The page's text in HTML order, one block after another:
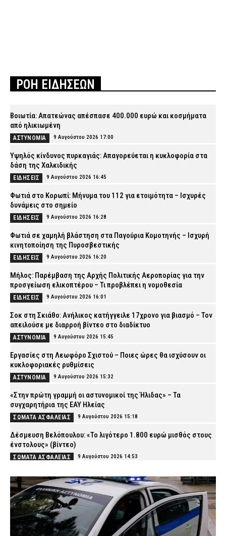
ΡΟΗ ΕΙΔΗΣΕΩΝ
Βοιωτία: Απατεώνας απέσπασε 400.000 ευρώ και κοσμήματα
από ηλικιωμένη
ΑΣΤΥΝΟΜΙΑ 9 Αυγούστου 2026 17:00
Υψηλός κίνδυνος πυρκαγιάς: Απαγορεύεται η κυκλοφορία στα
δάση της Χαλκιδικής
ΕΙΔΗΣΕΙΣ 9 Αυγούστου 2026 16:45
Φωτιά στο Κορωπί: Μήνυμα του 112 για ετοιμότητα – Ισχυρές
δυνάμεις στο σημείο
ΕΙΔΗΣΕΙΣ 9 Αυγούστου 2026 16:28
Φωτιά σε χαμηλή βλάστηση στα Παγούρια Κομοτηνής – Ισχυρή
κινητοποίηση της Πυροσβεστικής
ΕΙΔΗΣΕΙΣ 9 Αυγούστου 2026 16:20
Μήλος: Παρέμβαση της Αρχής Πολιτικής Αεροπορίας για την
προσγείωση ελικοπτέρου – Τι προβλέπει η νομοθεσία
ΕΙΔΗΣΕΙΣ 9 Αυγούστου 2026 16:01
Σοκ στη Σκιάθο: Ανήλικος κατήγγειλε 17χρονο για βιασμό – Τον
απειλούσε με διαρροή βίντεο στο διαδίκτυο
ΑΣΤΥΝΟΜΙΑ 9 Αυγούστου 2026 15:45
Εργασίες στη Λεωφόρο Σχιστού – Ποιες ώρες θα ισχύσουν οι
κυκλοφοριακές ρυθμίσεις
ΑΣΤΥΝΟΜΙΑ 9 Αυγούστου 2026 15:32
«Στην πρώτη γραμμή οι αστυνομικοί της Ήλιδας» – Τα
συγχαρητήρια της ΕΑΥ Ηλείας
ΣΩΜΑΤΑ ΑΣΦΑΛΕΙΑΣ 9 Αυγούστου 2026 15:18
Δέσμευση Βελόπουλου: «Το λιγότερο 1.800 ευρώ μισθός στους
ένστολους» (βίντεο)
ΣΩΜΑΤΑ ΑΣΦΑΛΕΙΑΣ 9 Αυγούστου 2026 14:53
Βόλος: Ανήλικος με τέσσερις συσκευασίες κάνναβης – Τον
εντόπισαν αστυνομικοί της ΟΠΚΕ
ΑΣΤΥΝΟΜΙΑ 9 Αυγούστου 2026 14:39
Λέσβος: Συνελήφθη 23χρονος που πέταξε τσιγάρο και
προκλήθηκε φωτιά σε ξερά χόρτα